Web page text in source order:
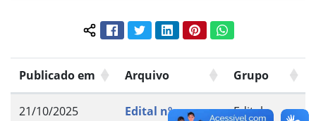
Compartilhar conteúdo:
FacebookTwitterLinkedInPinterestWhatsApp
Publicado em Arquivo Grupo
21/10/2025
Edital nº
Edital